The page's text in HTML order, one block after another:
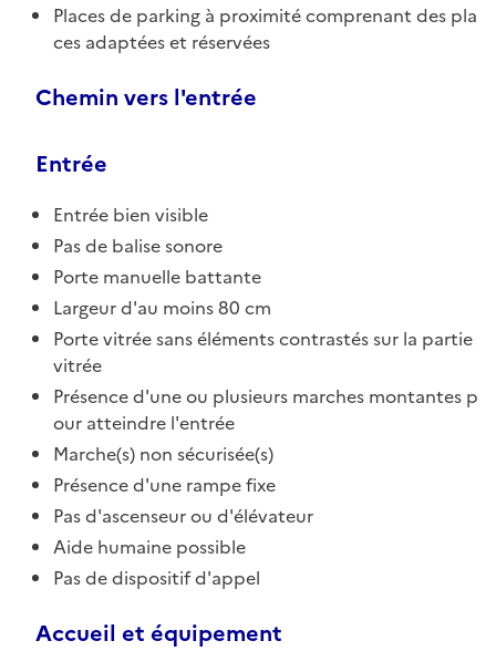
Places de parking à proximité comprenant des pla
ces adaptées et réservées
Chemin vers l'entrée
Entrée
Entrée bien visible
Pas de balise sonore
Porte manuelle battante
Largeur d'au moins 80 cm
Porte vitrée sans éléments contrastés sur la partie
vitrée
Présence d'une ou plusieurs marches montantes p
our atteindre l'entrée
Marche(s) non sécurisée(s)
Présence d'une rampe fixe
Pas d'ascenseur ou d'élévateur
Aide humaine possible
Pas de dispositif d'appel
Accueil et équipement